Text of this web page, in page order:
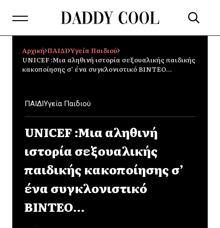
Αρχική ΠΑΙΔΙ Υγεία Παιδιού
UNICEF :Μια αληθινή ιστορία σεξουαλικής παιδικής
κακοποίησης σ’ ένα συγκλονιστικό BINTEO…
ΠΑΙΔΙΥγεία Παιδιού
UNICEF :Μια αληθινή
ιστορία σεξουαλικής
παιδικής κακοποίησης σ’
ένα συγκλονιστικό
BINTEO…